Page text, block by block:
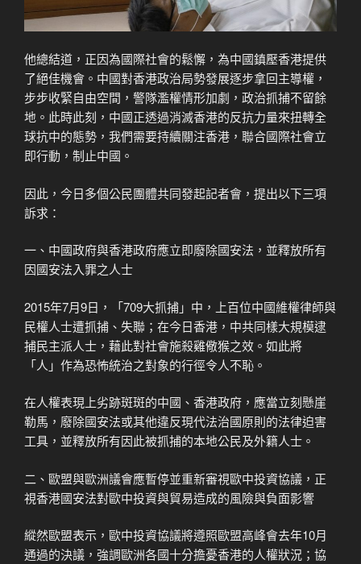
他總結道，正因為國際社會的鬆懈，為中國鎮壓香港提供
了絕佳機會。中國對香港政治局勢發展逐步拿回主導權，
步步收緊自由空間，警隊濫權情形加劇，政治抓捕不留餘
地。此時此刻，中國正透過消滅香港的反抗力量來扭轉全
球抗中的態勢，我們需要持續關注香港，聯合國際社會立
即行動，制止中國。
因此，今日多個公民團體共同發起記者會，提出以下三項
訴求：
一、中國政府與香港政府應立即廢除國安法，並釋放所有
因國安法入罪之人士
2015年7月9日，「709大抓捕」中，上百位中國維權律師與
民權人士遭抓捕、失聯；在今日香港，中共同樣大規模逮
捕民主派人士，藉此對社會施殺雞儆猴之效。如此將
「人」作為恐怖統治之對象的行徑令人不恥。
在人權表現上劣跡斑斑的中國、香港政府，應當立刻懸崖
勒馬，廢除國安法或其他違反現代法治國原則的法律迫害
工具，並釋放所有因此被抓捕的本地公民及外籍人士。
二、歐盟與歐洲議會應暫停並重新審視歐中投資協議，正
視香港國安法對歐中投資與貿易造成的風險與負面影響
縱然歐盟表示，歐中投資協議將遵照歐盟高峰會去年10月
通過的決議，強調歐洲各國十分擔憂香港的人權狀況；協